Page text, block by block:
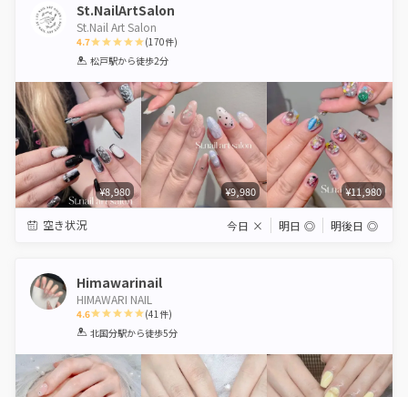
St.NailArtSalon
St.Nail Art Salon
4.7
1 2 3 4 5
(170件)
松戸駅から徒歩2分
¥8,980 ¥9,980 ¥11,980
空き状況 今日 × 明日 ◎ 明後日 ◎
Himawarinail
HIMAWARI NAIL
4.6
1 2 3 4 5
(41件)
北国分駅から徒歩5分